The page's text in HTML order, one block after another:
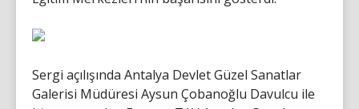
Sergi açılışında Antalya Devlet Güzel Sanatlar
Galerisi Müdüresi Aysun Çobanoğlu Davulcu ile